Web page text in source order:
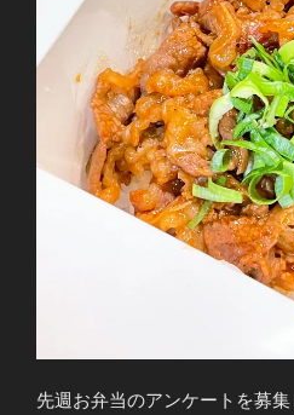
先週お弁当のアンケートを募